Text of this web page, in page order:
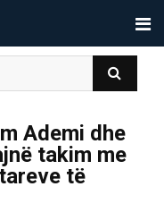
Ademi dhe
takim me
të